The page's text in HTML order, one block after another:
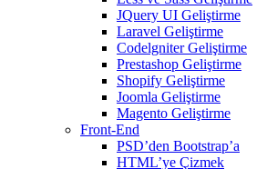
JQuery UI Geliştirme
Laravel Geliştirme
Codelgniter Geliştirme
Prestashop Geliştirme
Shopify Geliştirme
Joomla Geliştirme
Magento Geliştirme
Front-End
PSD’den Bootstrap’a
HTML’ye Çizmek